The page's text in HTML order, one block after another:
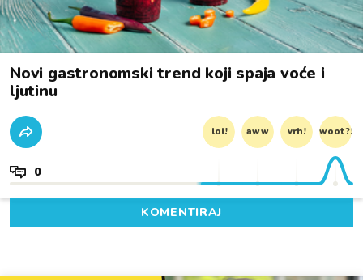
Novi gastronomski trend koji spaja voće i
ljutinu
lol! aww vrh! woot?!
0
KOMENTIRAJ